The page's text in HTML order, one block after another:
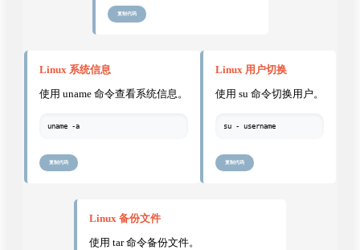
复制代码
Linux 系统信息
使用 uname 命令查看系统信息。
uname -a
复制代码
Linux 用户切换
使用 su 命令切换用户。
su - username
复制代码
Linux 备份文件
使用 tar 命令备份文件。